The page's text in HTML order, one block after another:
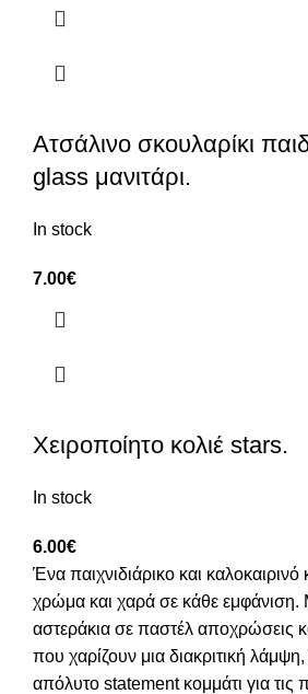
Ατσάλινο σκουλαρίκι
glass μανιτάρι.
In stock
7.00€
Χειροποίητο κολιέ stars.
In stock
6.00€
Ένα παιχνιδιάρικο και καλοκαιρινό
χρώμα και χαρά σε κάθε
αστεράκια σε παστέλ αποχρώσεις
που χαρίζουν μια διακριτική λάμψη,
απόλυτο statement κομμάτι για τις